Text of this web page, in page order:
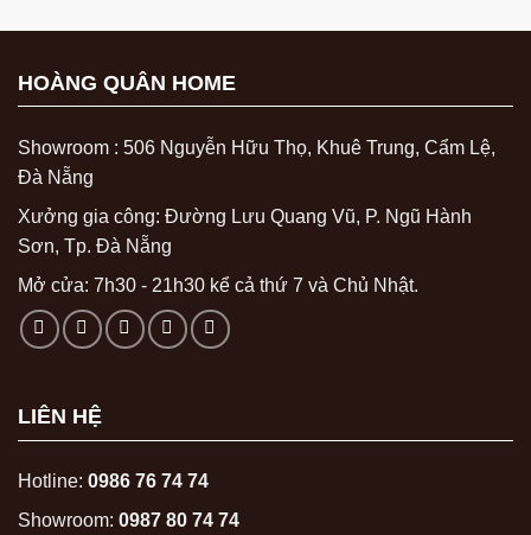
HOÀNG QUÂN HOME
Showroom : 506 Nguyễn Hữu Thọ, Khuê Trung, Cẩm Lệ,
Đà Nẵng
Xưởng gia công: Đường Lưu Quang Vũ, P. Ngũ Hành
Sơn, Tp. Đà Nẵng
Mở cửa: 7h30 - 21h30 kể cả thứ 7 và Chủ Nhật.
LIÊN HỆ
Hotline: 0986 76 74 74
Showroom: 0987 80 74 74